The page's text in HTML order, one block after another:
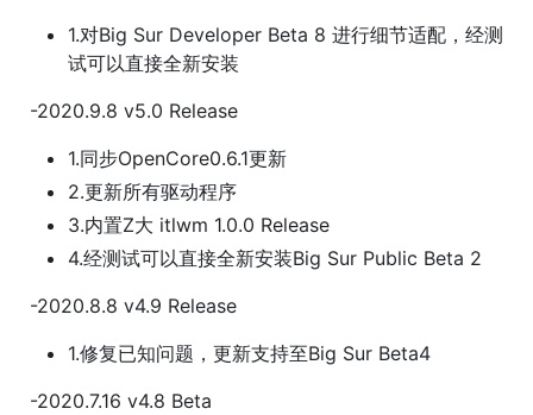
1.对Big Sur Developer Beta 8 进行细节适配，经测
试可以直接全新安装
-2020.9.8 v5.0 Release
1.同步OpenCore0.6.1更新
2.更新所有驱动程序
3.内置Z大 itlwm 1.0.0 Release
4.经测试可以直接全新安装Big Sur Public Beta 2
-2020.8.8 v4.9 Release
1.修复已知问题，更新支持至Big Sur Beta4
-2020.7.16 v4.8 Beta